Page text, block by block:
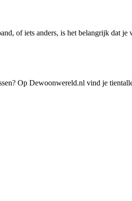
of iets anders, is het belangrijk dat
Op Dewoonwereld.nl vind je